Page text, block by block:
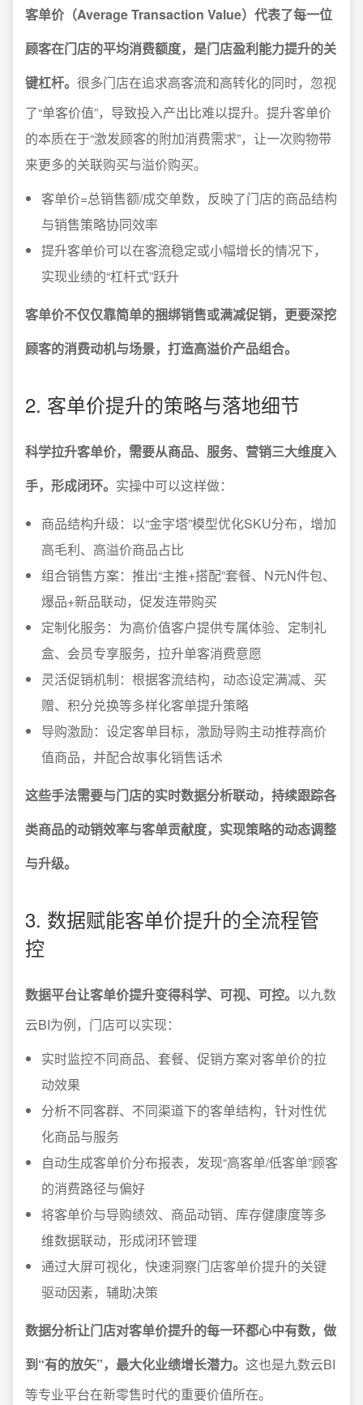
客单价（Average Transaction Value）代表了每一位
顾客在门店的平均消费额度，是门店盈利能力提升的关
键杠杆。 很多门店在追求高客流和高转化的同时，忽视
了“单客价值”，导致投入产出比难以提升。提升客单价
的本质在于“激发顾客的附加消费需求”，让一次购物带
来更多的关联购买与溢价购买。
客单价=总销售额/成交单数，反映了门店的商品结构
与销售策略协同效率
提升客单价可以在客流稳定或小幅增长的情况下，
实现业绩的“杠杆式”跃升
客单价不仅仅靠简单的捆绑销售或满减促销，更要深挖
顾客的消费动机与场景，打造高溢价产品组合。
2. 客单价提升的策略与落地细节
科学拉升客单价，需要从商品、服务、营销三大维度入
手，形成闭环。 实操中可以这样做：
商品结构升级：以“金字塔”模型优化SKU分布，增加
高毛利、高溢价商品占比
组合销售方案：推出“主推+搭配”套餐、N元N件包、
爆品+新品联动，促发连带购买
定制化服务：为高价值客户提供专属体验、定制礼
盒、会员专享服务，拉升单客消费意愿
灵活促销机制：根据客流结构，动态设定满减、买
赠、积分兑换等多样化客单提升策略
导购激励：设定客单目标，激励导购主动推荐高价
值商品，并配合故事化销售话术
这些手法需要与门店的实时数据分析联动，持续跟踪各
类商品的动销效率与客单贡献度，实现策略的动态调整
与升级。
3. 数据赋能客单价提升的全流程管
控
数据平台让客单价提升变得科学、可视、可控。 以九数
云BI为例，门店可以实现：
实时监控不同商品、套餐、促销方案对客单价的拉
动效果
分析不同客群、不同渠道下的客单结构，针对性优
化商品与服务
自动生成客单价分布报表，发现“高客单/低客单”顾客
的消费路径与偏好
将客单价与导购绩效、商品动销、库存健康度等多
维数据联动，形成闭环管理
通过大屏可视化，快速洞察门店客单价提升的关键
驱动因素，辅助决策
数据分析让门店对客单价提升的每一环都心中有数，做
到“有的放矢”，最大化业绩增长潜力。 这也是九数云BI
等专业平台在新零售时代的重要价值所在。